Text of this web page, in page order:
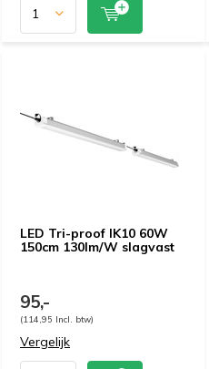
LED Tri-proof IK10 60W
150cm 130lm/W slagvast
95,-
(114,95 Incl. btw)
Vergelijk